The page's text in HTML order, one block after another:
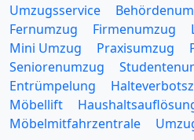
Umzugsservice
Fernumzug
Firmenumzug
Mini Umzug
Praxisumzug
Seniorenumzug
Entrümpelung
Möbellift
Möbelmitfahrzentrale